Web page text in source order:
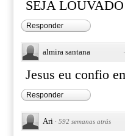
SEJA
Responder
almira santana ·
Jesus eu confio
Responder
Ari · 592 semanas atrás